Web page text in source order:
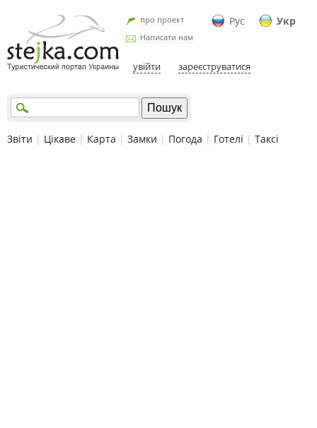
Рус Укр
про проект
Написати нам
увійти зареєструватися
Звіти | Цікаве | Карта | Замки | Погода | Готелі | Таксі